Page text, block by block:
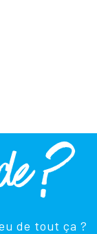
?
de tout ça ?